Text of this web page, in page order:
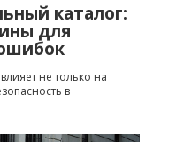
каталог:
для
не только на
в